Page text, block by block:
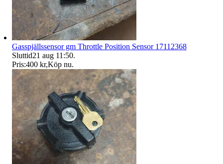
Gasspjällssensor gm Throttle Position Sensor 17112368
Sluttid21 aug 11:50.
Pris:400 kr,Köp nu.